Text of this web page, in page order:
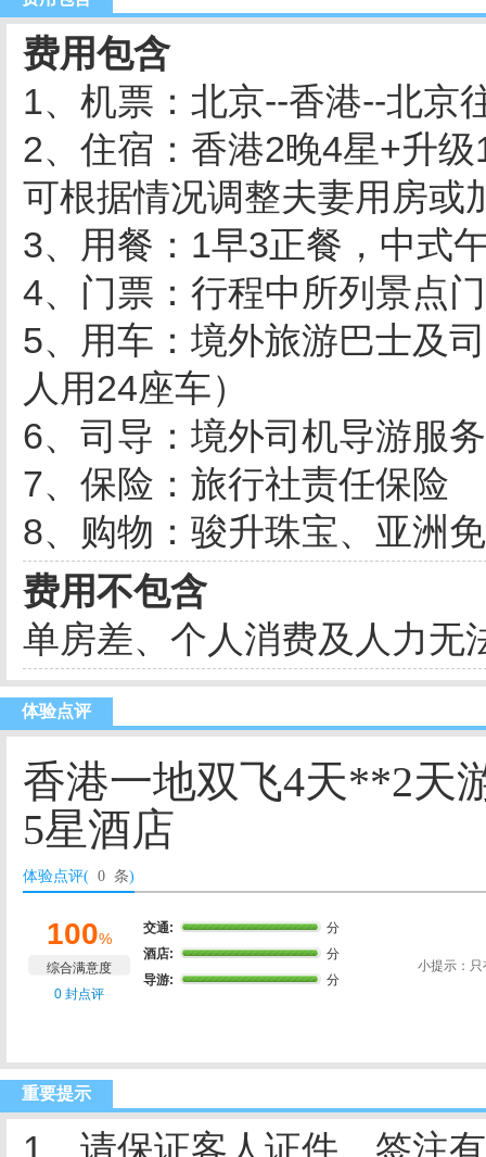
费用包含
1、机票：北京--香港--北京
2、住宿： 香港2晚4星+升
可根据情况调整夫妻用房或
3、用餐：1早3正餐，中式
4、门票：行程中所列景点
5、用车： 境外旅游巴士及
人用24座车）
6、司导：境外司机导游服
7、保险：旅行社责任保险
8、购物：骏升珠宝、亚洲
费用不包含
单房差、个人消费及人力无
体验点评
香港一地双飞4天**2天
5星酒店
体验点评( 0 条)
100%
综合满意度
0 封点评
交通:
分
酒店:
分
导游:
分
小提示：
重要提示
1、请保证客人证件、签注